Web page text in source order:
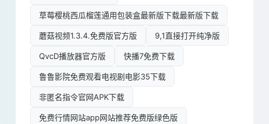
草莓樱桃西瓜榴莲通用包装盒最新版下载最新版下载
蘑菇视频1.3.4.免费版官方版 9,1直接打开纯净版
QvcD播放器官方版 快播7免费下载
鲁鲁影院免费观看电视剧电影35下载
非匿名指令官网APK下载
免费行情网站app网站推荐免费版绿色版